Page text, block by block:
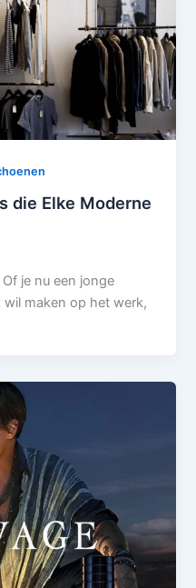
die Elke Moderne
je nu een jonge
maken op het werk,